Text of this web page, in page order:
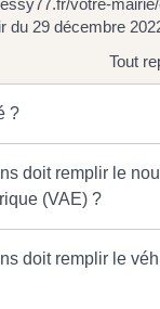
votre-
du 29 décembre
Tout
?
doit remplir le
(VAE) ?
doit remplir le